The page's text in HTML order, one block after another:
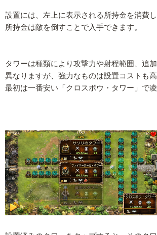
設置には、左上に表示される所持金を消費し
所持金は敵を倒すことで入手できます。
タワーは種類により攻撃力や射程範囲、追
異なりますが、強力なものは設置コストも高
最初は一番安い「クロスボウ・タワー」で凌